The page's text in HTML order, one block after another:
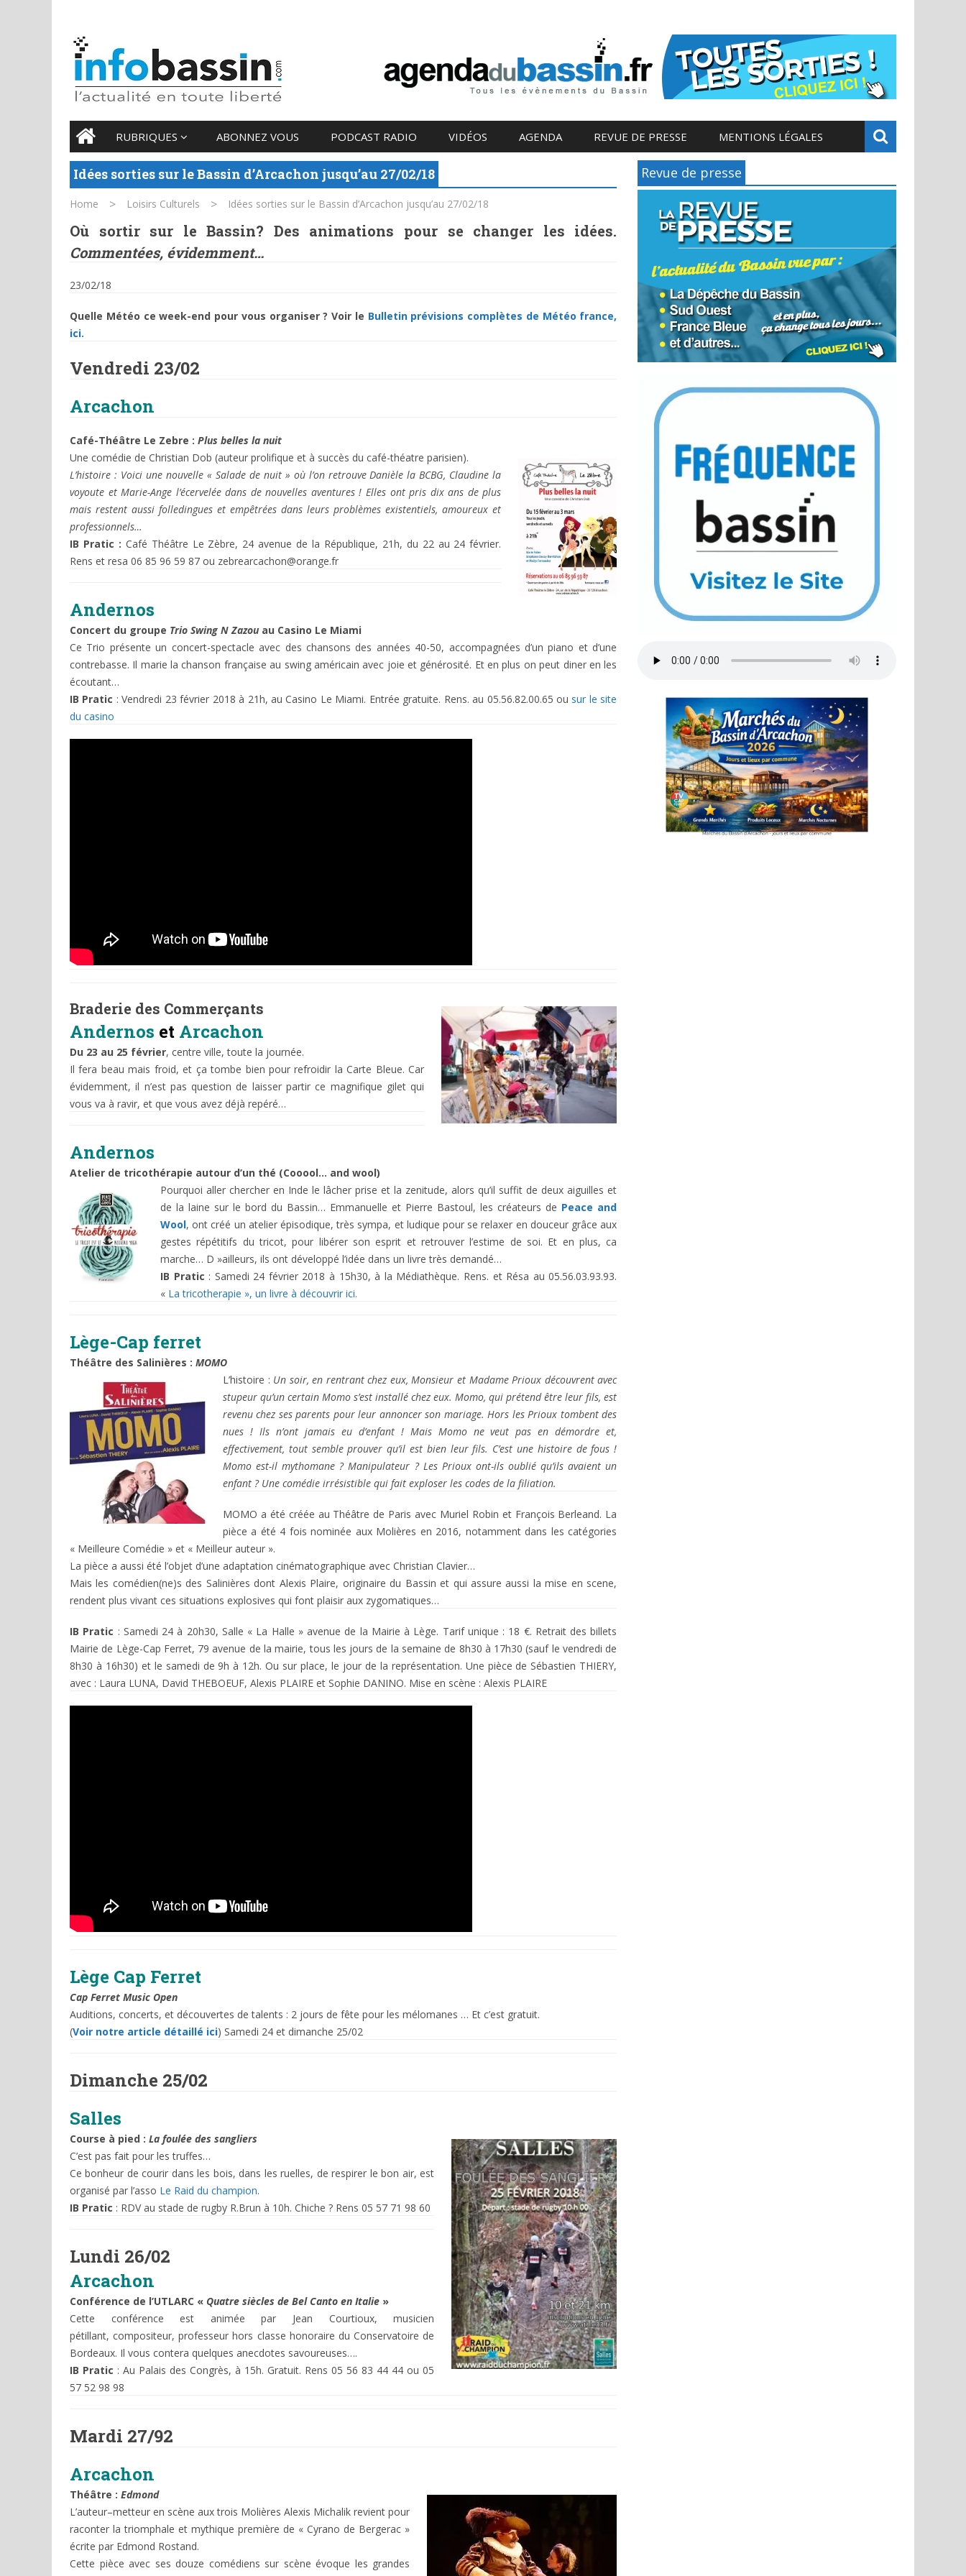
Main menu
Skip
to
content
RUBRIQUES ABONNEZ VOUS PODCAST RADIO VIDÉOS AGENDA REVUE DE PRESSE MENTIONS LÉGALES
Idées sorties sur le Bassin d’Arcachon jusqu’au 27/02/18
Home > Loisirs Culturels > Idées sorties sur le Bassin d’Arcachon jusqu’au 27/02/18
Où sortir sur le Bassin? Des animations pour se changer les idées.
Commentées, évidemment…
23/02/18
Quelle Météo ce week-end pour vous organiser ? Voir le Bulletin prévisions complètes de Météo france,
ici.
Vendredi 23/02
Arcachon
Café-Théâtre Le Zebre : Plus belles la nuit
Une comédie de Christian Dob (auteur prolifique et à succès du café-théatre parisien).
L’histoire : Voici une nouvelle « Salade de nuit » où l’on retrouve Danièle la BCBG, Claudine la
voyoute et Marie-Ange l’écervelée dans de nouvelles aventures ! Elles ont pris dix ans de plus
mais restent aussi folledingues et empêtrées dans leurs problèmes existentiels, amoureux et
professionnels…
IB Pratic : Café Théâtre Le Zèbre, 24 avenue de la République, 21h, du 22 au 24 février.
Rens et resa 06 85 96 59 87 ou zebrearcachon@orange.fr
Andernos
Concert du groupe Trio Swing N Zazou au Casino Le Miami
Ce Trio présente un concert-spectacle avec des chansons des années 40-50, accompagnées d’un piano et d’une
contrebasse. Il marie la chanson française au swing américain avec joie et générosité. Et en plus on peut diner en les
écoutant…
IB Pratic : Vendredi 23 février 2018 à 21h, au Casino Le Miami. Entrée gratuite. Rens. au 05.56.82.00.65 ou sur le site
du casino
Braderie des Commerçants
Andernos et Arcachon
Du 23 au 25 février, centre ville, toute la journée.
Il fera beau mais froid, et ça tombe bien pour refroidir la Carte Bleue. Car
évidemment, il n’est pas question de laisser partir ce magnifique gilet qui
vous va à ravir, et que vous avez déjà repéré…
Andernos
Atelier de tricothérapie autour d’un thé (Cooool… and wool)
Pourquoi aller chercher en Inde le lâcher prise et la zenitude, alors qu’il suffit de deux aiguilles et
de la laine sur le bord du Bassin… Emmanuelle et Pierre Bastoul, les créateurs de Peace and
Wool, ont créé un atelier épisodique, très sympa, et ludique pour se relaxer en douceur grâce aux
gestes répétitifs du tricot, pour libérer son esprit et retrouver l’estime de soi. Et en plus, ca
marche… D »ailleurs, ils ont développé l’idée dans un livre très demandé…
IB Pratic : Samedi 24 février 2018 à 15h30, à la Médiathèque. Rens. et Résa au 05.56.03.93.93.
« La tricotherapie », un livre à découvrir ici.
Lège-Cap ferret
Théâtre des Salinières : MOMO
L’histoire : Un soir, en rentrant chez eux, Monsieur et Madame Prioux découvrent avec
stupeur qu’un certain Momo s’est installé chez eux. Momo, qui prétend être leur fils, est
revenu chez ses parents pour leur annoncer son mariage. Hors les Prioux tombent des
nues ! Ils n’ont jamais eu d’enfant ! Mais Momo ne veut pas en démordre et,
effectivement, tout semble prouver qu’il est bien leur fils. C’est une histoire de fous !
Momo est-il mythomane ? Manipulateur ? Les Prioux ont-ils oublié qu’ils avaient un
enfant ? Une comédie irrésistible qui fait exploser les codes de la filiation.
MOMO a été créée au Théâtre de Paris avec Muriel Robin et François Berleand. La
pièce a été 4 fois nominée aux Molières en 2016, notamment dans les catégories
« Meilleure Comédie » et « Meilleur auteur ».
La pièce a aussi été l’objet d’une adaptation cinématographique avec Christian Clavier…
Mais les comédien(ne)s des Salinières dont Alexis Plaire, originaire du Bassin et qui assure aussi la mise en scene,
rendent plus vivant ces situations explosives qui font plaisir aux zygomatiques…
IB Pratic : Samedi 24 à 20h30, Salle « La Halle » avenue de la Mairie à Lège. Tarif unique : 18 €. Retrait des billets
Mairie de Lège-Cap Ferret, 79 avenue de la mairie, tous les jours de la semaine de 8h30 à 17h30 (sauf le vendredi de
8h30 à 16h30) et le samedi de 9h à 12h. Ou sur place, le jour de la représentation. Une pièce de Sébastien THIERY,
avec : Laura LUNA, David THEBOEUF, Alexis PLAIRE et Sophie DANINO. Mise en scène : Alexis PLAIRE
Lège Cap Ferret
Cap Ferret Music Open
Auditions, concerts, et découvertes de talents : 2 jours de fête pour les mélomanes … Et c’est gratuit.
(Voir notre article détaillé ici) Samedi 24 et dimanche 25/02
Dimanche 25/02
Salles
Course à pied : La foulée des sangliers
C’est pas fait pour les truffes…
Ce bonheur de courir dans les bois, dans les ruelles, de respirer le bon air, est
organisé par l’asso Le Raid du champion.
IB Pratic : RDV au stade de rugby R.Brun à 10h. Chiche ? Rens 05 57 71 98 60
Lundi 26/02
Arcachon
Conférence de l’UTLARC « Quatre siècles de Bel Canto en Italie »
Cette conférence est animée par Jean Courtioux, musicien
pétillant, compositeur, professeur hors classe honoraire du Conservatoire de
Bordeaux. Il vous contera quelques anecdotes savoureuses….
IB Pratic : Au Palais des Congrès, à 15h. Gratuit. Rens 05 56 83 44 44 ou 05
57 52 98 98
Mardi 27/92
Arcachon
Théâtre : Edmond
L’auteur–metteur en scène aux trois MolièresAlexis Michalik revient pour
raconter la triomphale et mythique première de « Cyrano de Bergerac »
écrite par Edmond Rostand.
Cette pièce avec ses douze comédiens sur scène évoque les grandes
Revue de presse